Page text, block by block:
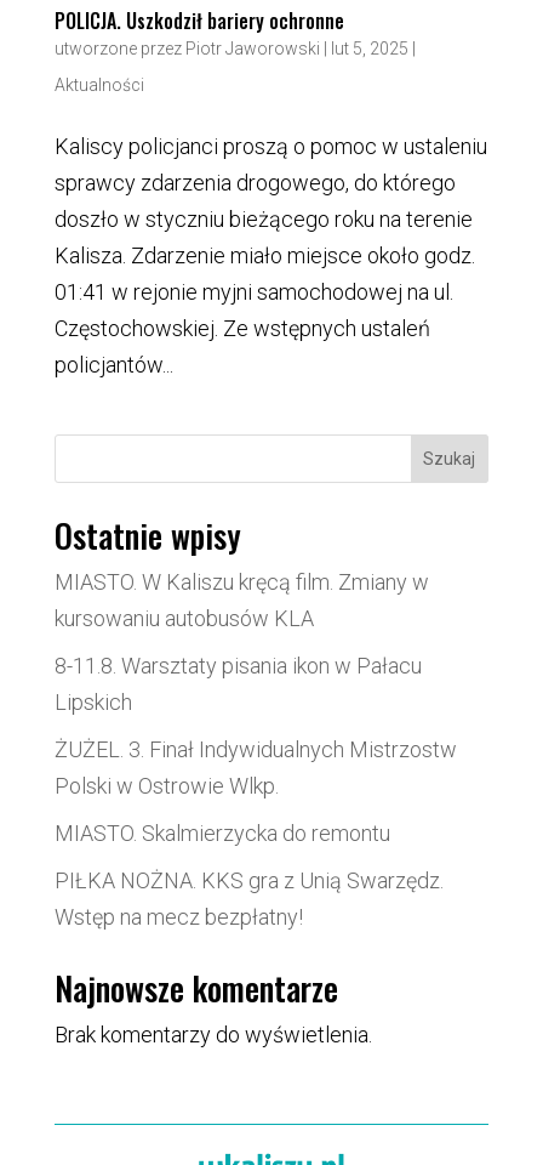
POLICJA. Uszkodził bariery ochronne
utworzone przez Piotr Jaworowski lut 5, 2025
Aktualności
Kaliscy policjanci proszą o pomoc w ustaleniu
sprawcy zdarzenia drogowego, do którego
doszło w styczniu bieżącego roku na terenie
Kalisza. Zdarzenie miało miejsce około godz.
01:41 w rejonie myjni samochodowej na ul.
Częstochowskiej. Ze wstępnych ustaleń
policjantów...
Szukaj
Ostatnie wpisy
MIASTO. W Kaliszu kręcą film. Zmiany w
kursowaniu autobusów KLA
8-11.8. Warsztaty pisania ikon w Pałacu
Lipskich
ŻUŻEL. 3. Finał Indywidualnych Mistrzostw
Polski w Ostrowie Wlkp.
MIASTO. Skalmierzycka do remontu
PIŁKA NOŻNA. KKS gra z Unią Swarzędz.
Wstęp na mecz bezpłatny!
Najnowsze komentarze
Brak komentarzy do wyświetlenia.